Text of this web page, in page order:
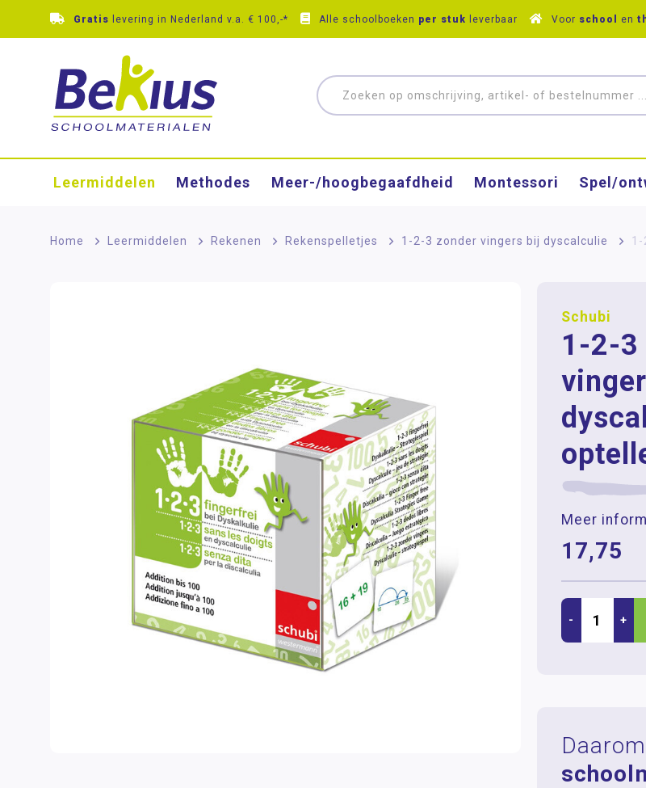
Gratis levering in Nederland v.a. € 100,-* Alle schoolboeken per stuk leverbaar Voor school en
Leermiddelen Methodes Meer-/hoog­begaafdheid Montessori Spel/
Home > Leermiddelen > Rekenen > Rekenspelletjes > 1-2-3 zonder vingers bij dyscalculie >
Schubi
1-2-3
Meer
17,75
- +
Daarom